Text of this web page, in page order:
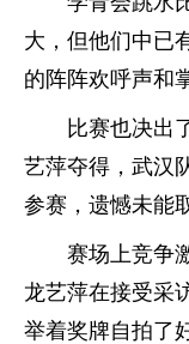
大，但他们中已
的阵阵欢呼声和
比赛也决出
艺萍夺得，武汉
参赛，遗憾未能
赛场上竞争
龙艺萍在接受采
举着奖牌自拍了